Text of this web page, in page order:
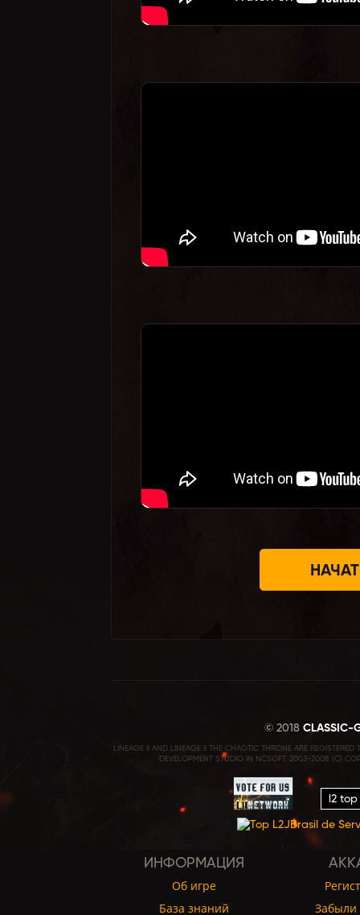
© 2018 CLASSIC-
LINEAGE II AND LINEAGE II THE CHAOTIC THRONE ARE
DEVELOPMENT STUDIO IN NCSOFT. 2003-2008 (C)
l2 top
ИНФОРМАЦИЯ
Об игре
База знаний
Забыли